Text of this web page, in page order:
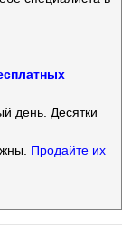
день. Десятки
Продайте их